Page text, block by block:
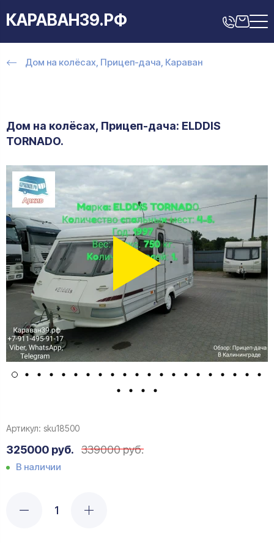
КАРАВАН39.РФ
Дом на колёсах, Прицеп-дача, Караван
Дом на колёсах, Прицеп-дача: ELDDIS
TORNADO.
Артикул: sku18500
325000 руб. 339000 руб.
В наличии